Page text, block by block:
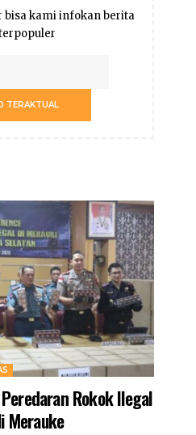
bisa kami infokan berita
TERAKTUAL
Rokok Ilegal
Merauke